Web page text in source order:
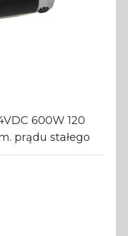
600W 120
prądu stałego